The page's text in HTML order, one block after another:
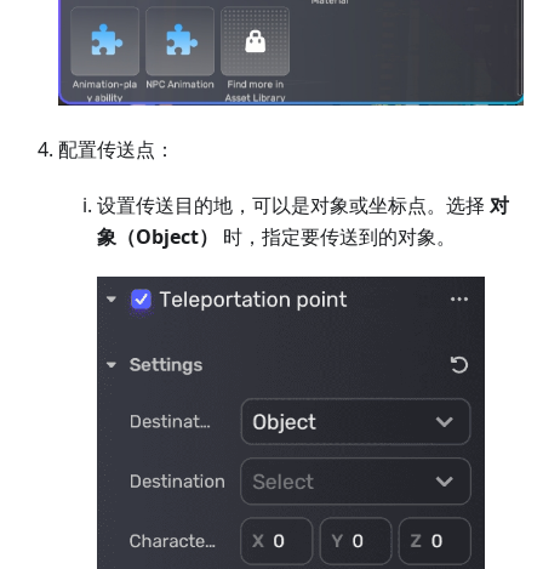
配置传送点：
设置传送目的地，可以是对象或坐标点。选择 对
象（Object）
时，指定要传送到的对象。